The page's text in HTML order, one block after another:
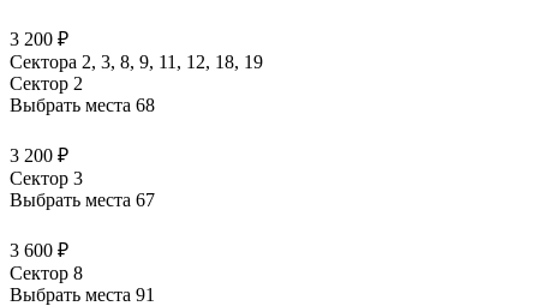
3 200 ₽
Сектора 2, 3, 8, 9, 11, 12, 18, 19
Сектор 2
Выбрать места 68
3 200 ₽
Сектор 3
Выбрать места 67
3 600 ₽
Сектор 8
Выбрать места 91